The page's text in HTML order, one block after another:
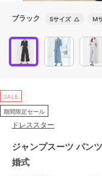
ブラック Sサイズ △ M
SALE
期間限定セール
ドレススター
ジャンプスーツ パン
婚式